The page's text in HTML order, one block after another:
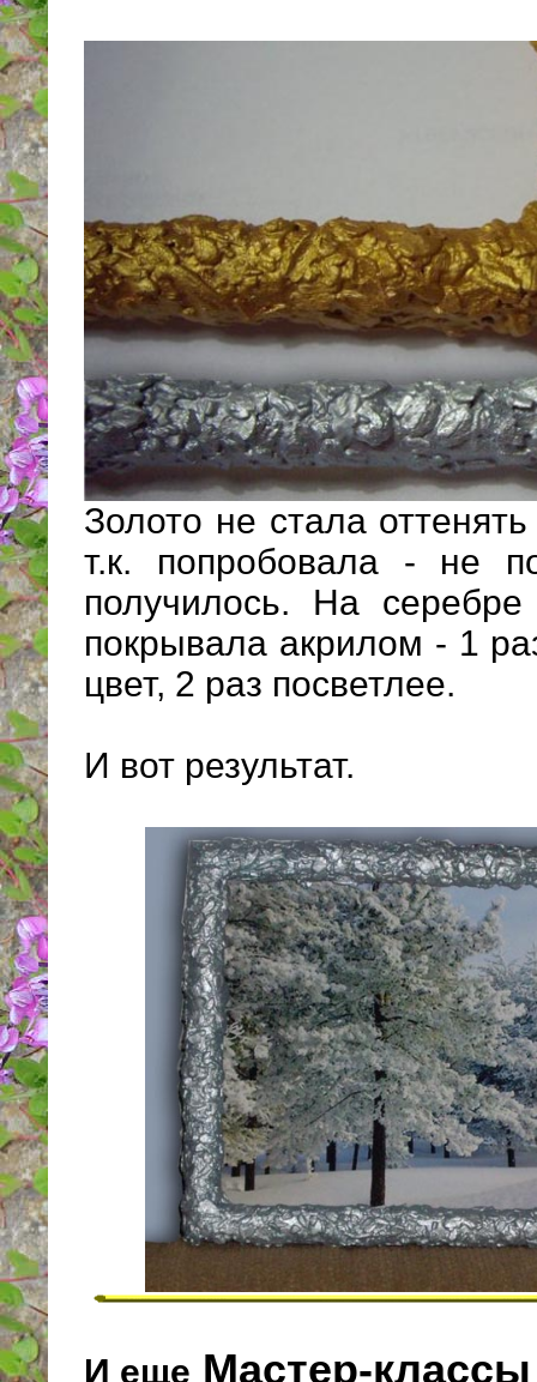
Золото не стала
т.к. попробовала - не
получилось. На
покрывала акрилом - 1
цвет, 2 раз посветлее.
И вот результат.
И еще Мастер-классы